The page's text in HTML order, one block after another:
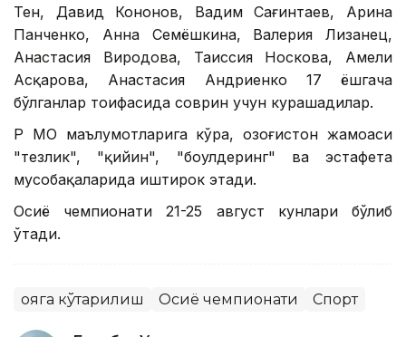
Тен, Давид Кононов, Вадим Сағинтаев, Арина
Панченко, Анна Семёшкина, Валерия Лизанец,
Анастасия Виродова, Таиссия Носкова, Амели
Асқарова, Анастасия Андриенко 17 ёшгача
бўлганлар тоифасида соврин учун курашадилар.
ҚР МОҚ маълумотларига кўра, Қозоғистон жамоаси
"тезлик", "қийин", "боулдеринг" ва эстафета
мусобақаларида иштирок этади.
Осиё чемпионати 21-25 август кунлари бўлиб
ўтади.
Қояга кўтарилиш Осиё чемпионати Спорт